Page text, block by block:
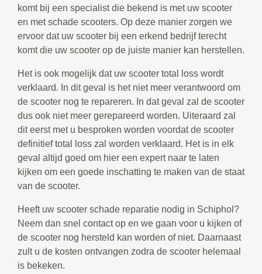
komt bij een specialist die bekend is met uw scooter
en met schade scooters. Op deze manier zorgen we
ervoor dat uw scooter bij een erkend bedrijf terecht
komt die uw scooter op de juiste manier kan herstellen.
Het is ook mogelijk dat uw scooter total loss wordt
verklaard. In dit geval is het niet meer verantwoord om
de scooter nog te repareren. In dat geval zal de scooter
dus ook niet meer gerepareerd worden. Uiteraard zal
dit eerst met u besproken worden voordat de scooter
definitief total loss zal worden verklaard. Het is in elk
geval altijd goed om hier een expert naar te laten
kijken om een goede inschatting te maken van de staat
van de scooter.
Heeft uw scooter schade reparatie nodig in Schiphol?
Neem dan snel contact op en we gaan voor u kijken of
de scooter nog hersteld kan worden of niet. Daarnaast
zult u de kosten ontvangen zodra de scooter helemaal
is bekeken.